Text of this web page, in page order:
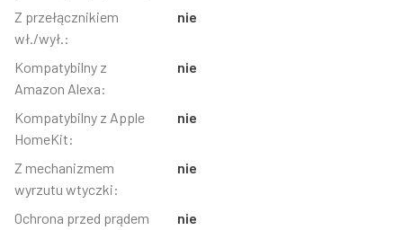
Z przełącznikiem
wł./wył.:
nie
Kompatybilny z
Amazon Alexa:
nie
Kompatybilny z Apple
HomeKit:
nie
Z mechanizmem
wyrzutu wtyczki:
nie
Ochrona przed prądem
nie